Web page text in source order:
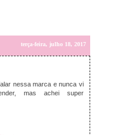
terça-feira, julho 18, 2017
nessa marca e nunca vi
mas achei super